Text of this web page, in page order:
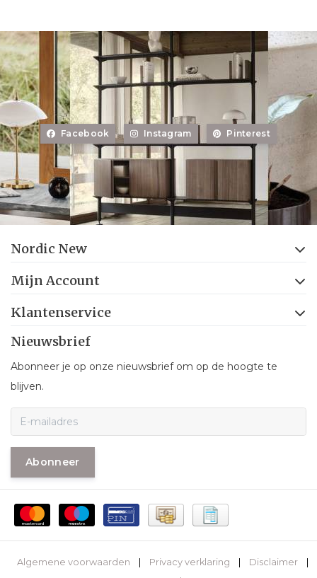
Facebook Instagram Pinterest
Nordic New
Mijn Account
Klantenservice
Nieuwsbrief
Abonneer je op onze nieuwsbrief om op de hoogte te
blijven.
Abonneer
Algemene voorwaarden Privacy verklaring Disclaimer